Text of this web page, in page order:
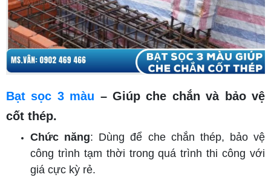
Bạt sọc 3 màu – Giúp che chắn và bảo vệ
cốt thép.
Chức năng: Dùng để che chắn thép, bảo vệ
công trình tạm thời trong quá trình thi công với
giá cực kỳ rẻ.